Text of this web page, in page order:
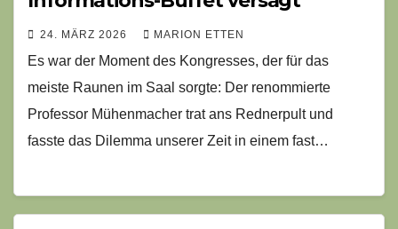
24. MÄRZ 2026 MARION ETTEN
Es war der Moment des Kongresses, der für das
meiste Raunen im Saal sorgte: Der renommierte
Professor Mühenmacher trat ans Rednerpult und
fasste das Dilemma unserer Zeit in einem fast…